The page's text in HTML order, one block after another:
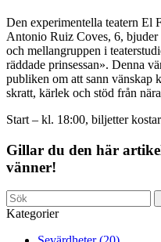
Den experimentella teatern El
Antonio Ruiz Coves, 6,
och mellangruppen i
räddade prinsessan». Denna
publiken om att sann vänskap
skratt, kärlek och stöd från
Start – kl. 18:00, biljetter
Gillar du den här
vänner!
Kategorier